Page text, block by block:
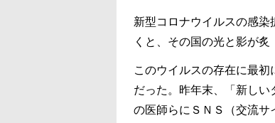
新型コロナウイルスの感
くと、その国の光と影が炙
このウイルスの存在に最
だった。昨年末、「新し
の医師らにＳＮＳ（交流サ